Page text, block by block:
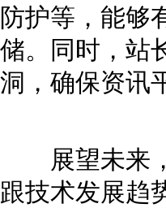
防护等，能够
储。同时，站
洞，确保资讯
展望未来，
跟技术发展趋